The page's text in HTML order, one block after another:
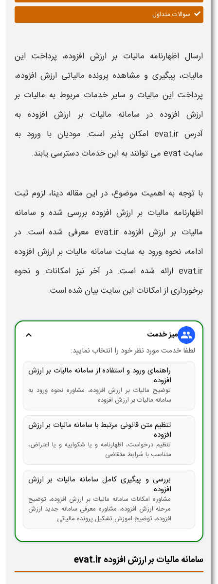
سوالات متداول
ارسال اظهارنامه مالیات بر ارزش افزوده، پرداخت این
مالیات، پیگیری و مشاهده پرونده مالیاتی ارزش افزوده،
پرداخت این مالیات و سایر خدمات مربوط به مالیات بر
ارزش افزوده در سامانه مالیات بر ارزش افزوده به
آدرس evat.ir امکان پذیر است. مودیان با ورود به
سایت evat می توانند به این خدمات دسترسی یابند.
با توجه به اهمیت موضوع، در این مقاله دینا، لزوم ثبت
اظهارنامه مالیات بر ارزش افزوده بررسی شده و سامانه
مالیات بر ارزش افزوده evat.ir​ معرفی شده است. در
ادامه، نحوه ورود به سایت سامانه مالیات بر ارزش افزوده
evat.ir ارائه شده است. در آخر نیز امکانات و نحوه
برخورداری از امکانات این سایتبیان شده است.
group میز خدمت expand_more
لطفا خدمت مورد نظر خود را انتخاب نمایید:
راهنمای ورود و استفاده از سامانه مالیات بر ارزش
افزوده
توضیح مالیات بر ارزش افزوده، مشاوره نحوه ورود به
سامانه مالیات بر ارزش افزوده
تنظیم متن قانونی مرتبط با سامانه مالیات بر ارزش
افزوده
تنظیم درخواست، اظهارنامه و یا شکواییه و یا اعتراض،
متناسب با شرایط متقاضی
بررسی و پیگیری کامل سامانه مالیات بر ارزش
افزوده
مشاوره امکانات سامانه مالیات بر ارزش افزوده، توضیح
مرحله ارزش افزوده، مشاوره معرفی سامانه جدید ارزش
افزوده، توضیح اموزش تشکیل پرونده مالیاتی
سامانه مالیات بر ارزش افزوده evat.ir